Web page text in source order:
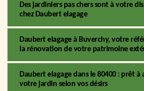
Des jardiniers pas chers sont à votre
chez Daubert elagage
Daubert elagage à Buverchy, votre
la rénovation de votre patrimoine
Daubert elagage dans le 80400 : prêt à
votre jardin selon vos désirs